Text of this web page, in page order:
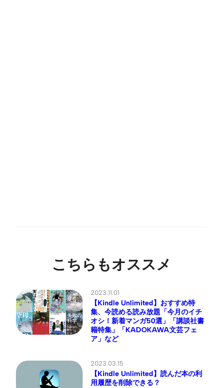
こちらもオススメ
2023.11.01
【Kindle Unlimited】おすすめ特
集、今読める読み放題「今月のイチ
オシ！新着マンガ50選」「講談社書
籍特集」「KADOKAWA文芸フェ
ア」など
2023.03.15
【Kindle Unlimited】読んだ本の利
用履歴を削除できる？